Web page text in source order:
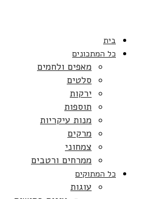
בית
כל המתכונים
מאפים ולחמים
סלטים
ירקות
תוספות
מנות עיקריות
מרקים
צמחוני
ממרחים ורטבים
כל המתוקים
עוגות